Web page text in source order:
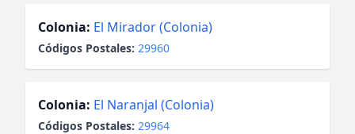
Colonia: El Mirador (Colonia)
Códigos Postales: 29960
Colonia: El Naranjal (Colonia)
Códigos Postales: 29964